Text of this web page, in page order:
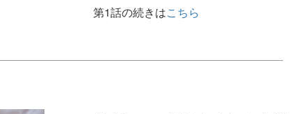
第1話の続きはこちら